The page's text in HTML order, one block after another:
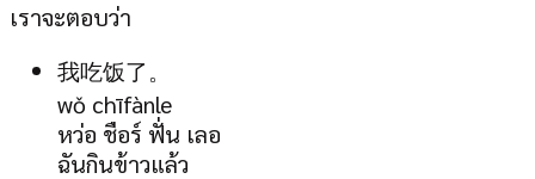
เราจะตอบว่า
我吃饭了。
wǒ chīfànle
หว่อ ชือร์ ฟั่น เลอ
ฉันกินข้าวแล้ว